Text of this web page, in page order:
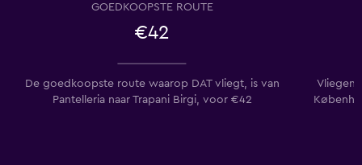
GOEDKOOPSTE ROUTE
€42
De goedkoopste route waarop DAT vliegt, is van
Pantelleria naar Trapani Birgi, voor €42
Vliegen